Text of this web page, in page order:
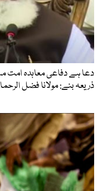
دعا ہے دفاعی معاہدہ امت
ذریعہ بنے: مولانا فضل